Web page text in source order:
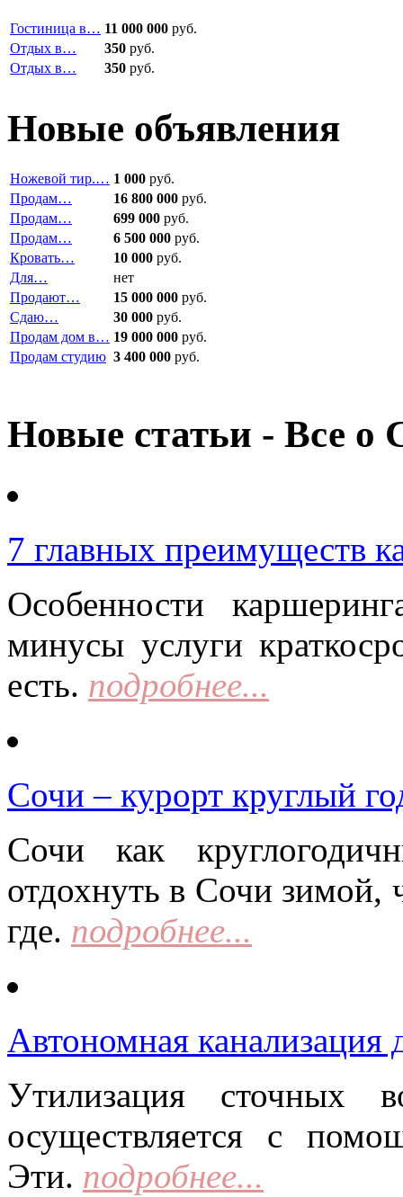
Гостиница в… 11 000 000 руб.
Отдых в…
350 руб.
Отдых в…
350 руб.
Новые объявления
Ножевой тир.… 1 000 руб.
Продам…
16 800 000 руб.
Продам…
699 000 руб.
Продам…
6 500 000 руб.
Кровать…
10 000 руб.
Для…
нет
Продают…
15 000 000 руб.
Сдаю…
30 000 руб.
Продам дом в… 19 000 000 руб.
Продам студию 3 400 000 руб.
Новые статьи - Все о
7 главных преимуществ
Особенности
минусы услуги
есть. подробнее...
Сочи – курорт круглый
Сочи как
отдохнуть в Сочи зимой,
где. подробнее...
Автономная канализация
Утилизация сточных
осуществляется с
Эти. подробнее...